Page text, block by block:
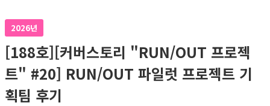
2026년
[188호][커버스토리 "RUN/OUT 프로젝
트" #20] RUN/OUT 파일럿 프로젝트 기
획팀 후기